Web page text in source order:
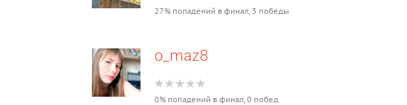
27% попадений в финал, 3 победы
o_maz8
0% попадений в финал, 0 побед